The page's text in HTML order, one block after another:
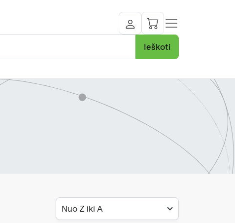
Ieškoti
Nuo Z iki A